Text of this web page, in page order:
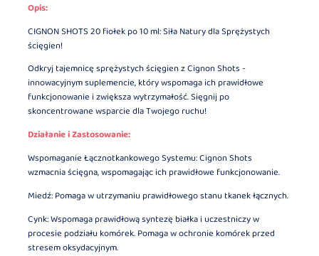
Opis:
CIGNON SHOTS 20 fiołek po 10 ml: Siła Natury dla Sprężystych
ścięgien!
Odkryj tajemnicę sprężystych ścięgien z Cignon Shots -
innowacyjnym suplemencie, który wspomaga ich prawidłowe
funkcjonowanie i zwiększa wytrzymałość. Sięgnij po
skoncentrowane wsparcie dla Twojego ruchu!
Działanie i Zastosowanie:
Wspomaganie Łącznotkankowego Systemu: Cignon Shots
wzmacnia ścięgna, wspomagając ich prawidłowe funkcjonowanie.
Miedź: Pomaga w utrzymaniu prawidłowego stanu tkanek łącznych.
Cynk: Wspomaga prawidłową syntezę białka i uczestniczy w
procesie podziału komórek. Pomaga w ochronie komórek przed
stresem oksydacyjnym.